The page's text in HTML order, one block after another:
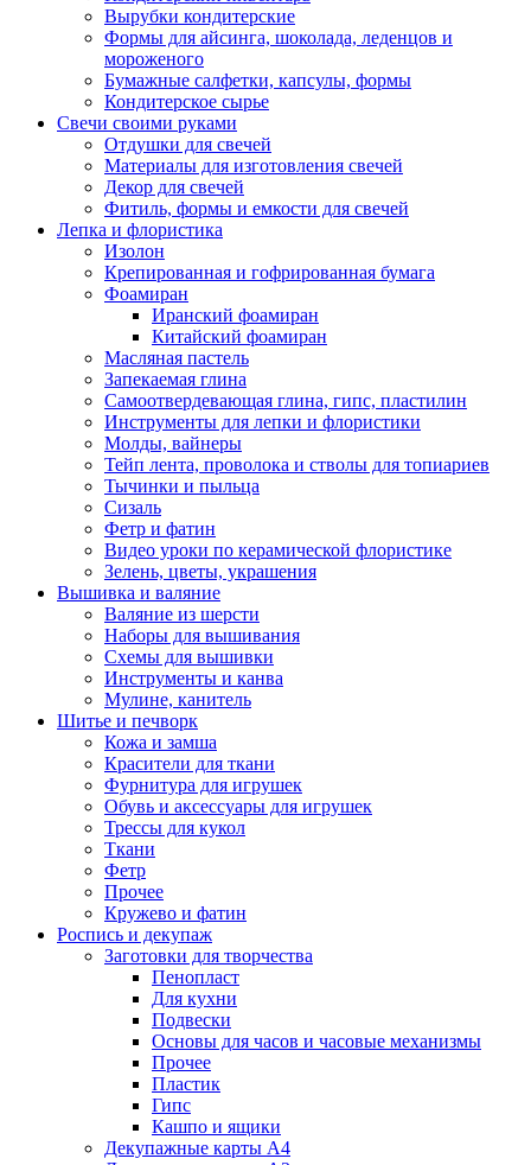
Вырубки кондитерские
Формы для айсинга, шоколада, леденцов и
мороженого
Бумажные салфетки, капсулы, формы
Кондитерское сырье
Свечи своими руками
Отдушки для свечей
Материалы для изготовления свечей
Декор для свечей
Фитиль, формы и емкости для свечей
Лепка и флористика
Изолон
Крепированная и гофрированная бумага
Фоамиран
Иранский фоамиран
Китайский фоамиран
Масляная пастель
Запекаемая глина
Самоотвердевающая глина, гипс, пластилин
Инструменты для лепки и флористики
Молды, вайнеры
Тейп лента, проволока и стволы для топиариев
Тычинки и пыльца
Сизаль
Фетр и фатин
Видео уроки по керамической флористике
Зелень, цветы, украшения
Вышивка и валяние
Валяние из шерсти
Наборы для вышивания
Схемы для вышивки
Инструменты и канва
Мулине, канитель
Шитье и печворк
Кожа и замша
Красители для ткани
Фурнитура для игрушек
Обувь и аксессуары для игрушек
Трессы для кукол
Ткани
Фетр
Прочее
Кружево и фатин
Роспись и декупаж
Заготовки для творчества
Пенопласт
Для кухни
Подвески
Основы для часов и часовые механизмы
Прочее
Пластик
Гипс
Кашпо и ящики
Декупажные карты А4